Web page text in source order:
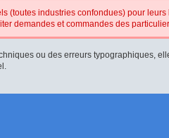
(toutes industries confondues) pour
demandes et commandes des
ou des erreurs typographiques,